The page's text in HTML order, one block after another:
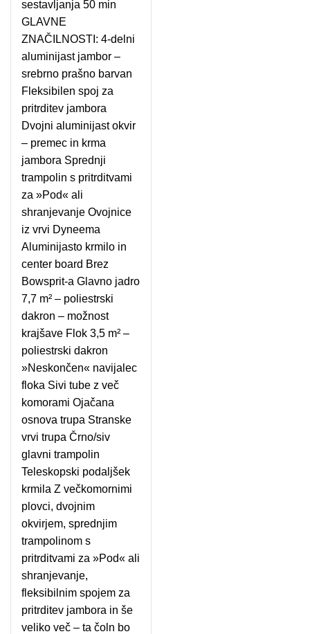
sestavljanja 50 min
GLAVNE
ZNAČILNOSTI: 4-delni
aluminijast jambor –
srebrno prašno barvan
Fleksibilen spoj za
pritrditev jambora
Dvojni aluminijast okvir
– premec in krma
jambora Sprednji
trampolin s pritrditvami
za »Pod« ali
shranjevanje Ovojnice
iz vrvi Dyneema
Aluminijasto krmilo in
center board Brez
Bowsprit-a Glavno jadro
7,7 m² – poliestrski
dakron – možnost
krajšave Flok 3,5 m² –
poliestrski dakron
»Neskončen« navijalec
floka Sivi tube z več
komorami Ojačana
osnova trupa Stranske
vrvi trupa Črno/siv
glavni trampolin
Teleskopski podaljšek
krmila Z večkomornimi
plovci, dvojnim
okvirjem, sprednjim
trampolinom s
pritrditvami za »Pod« ali
shranjevanje,
fleksibilnim spojem za
pritrditev jambora in še
veliko več – ta čoln bo